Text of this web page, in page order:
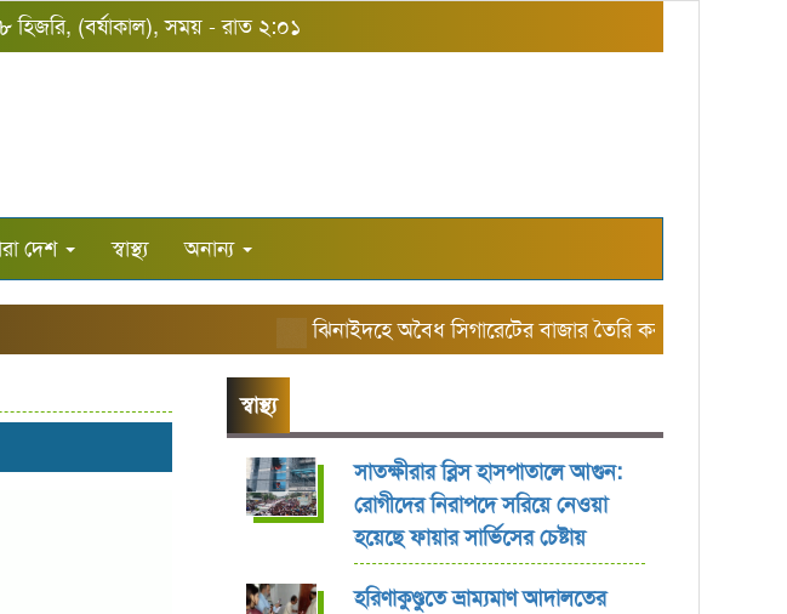
(বর্ষাকাল), সময় - রাত ২:০১
দেশ স্বাস্থ্য অনান্য
ঝিনাইদহে অবৈধ সিগারেটের বাজার তৈরি করছে এরিয়া
স্বাস্থ্য
সাতক্ষীরার ব্লিস হাসপাতালে আগুন:
রোগীদের নিরাপদে সরিয়ে নেওয়া
হয়েছে ফায়ার সার্ভিসের চেষ্টায়
হরিণাকুণ্ডুতে ভ্রাম্যমাণ আদালতের